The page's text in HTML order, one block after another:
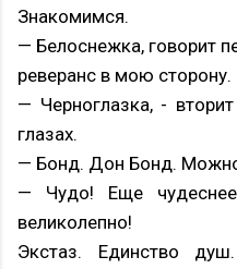
Знакомимся.
— Белоснежка, говорит
реверанс в мою сторону.
— Черноглазка, -
глазах.
— Бонд. Дон Бонд.
— Чудо! Еще
великолепно!
Экстаз. Единство